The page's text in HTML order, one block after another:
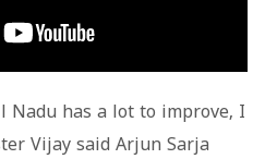
Nadu has a lot to improve, I
Vijay said Arjun Sarja